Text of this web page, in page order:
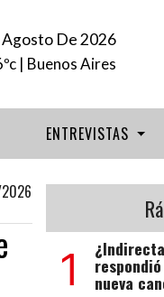
De 2026
| Buenos Aires
ENTREVISTAS
1 nueva